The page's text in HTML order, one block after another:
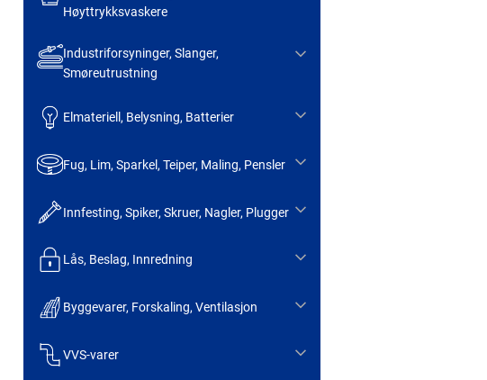
Høyttrykksvaskere
Industriforsyninger, Slanger,
Smøreutrustning
Elmateriell, Belysning, Batterier
Fug, Lim, Sparkel, Teiper, Maling, Pensler
Innfesting, Spiker, Skruer, Nagler, Plugger
Lås, Beslag, Innredning
Byggevarer, Forskaling, Ventilasjon
VVS-varer